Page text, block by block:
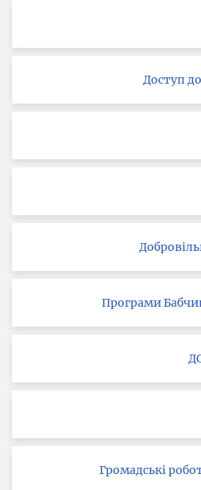
Доступ
Громадські